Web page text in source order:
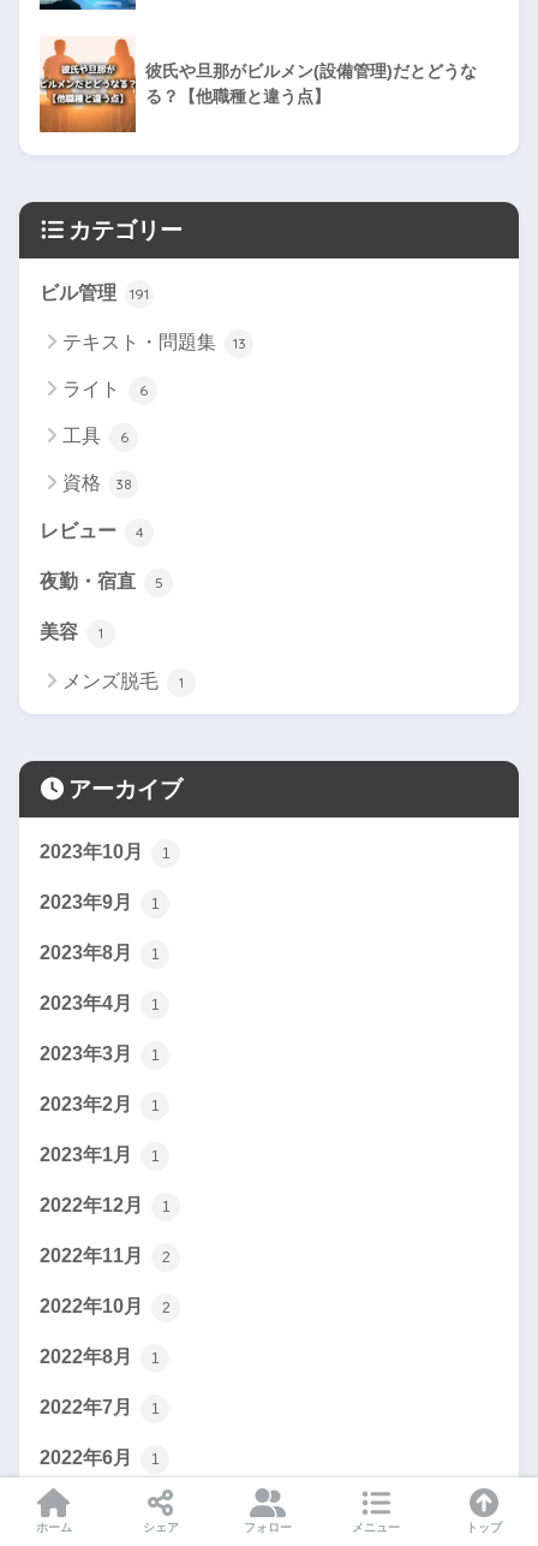
彼氏や旦那がビルメン(設備管理)だとどうな
る？【他職種と違う点】
カテゴリー
ビル管理 191
テキスト・問題集 13
ライト 6
工具 6
資格 38
レビュー 4
夜勤・宿直 5
美容 1
メンズ脱毛 1
アーカイブ
2023年10月 1
2023年9月 1
2023年8月 1
2023年4月 1
2023年3月 1
2023年2月 1
2023年1月 1
2022年12月 1
2022年11月 2
2022年10月 2
2022年8月 1
2022年7月 1
2022年6月 1
2022年5月 2
ホーム シェア フォロー メニュー トップ